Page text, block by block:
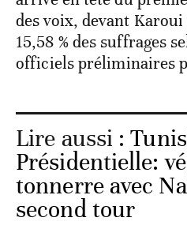
des voix, devant
15,58 % des suffrages
officiels préliminaires
Lire aussi :
Présidentielle:
tonnerre avec
second tour